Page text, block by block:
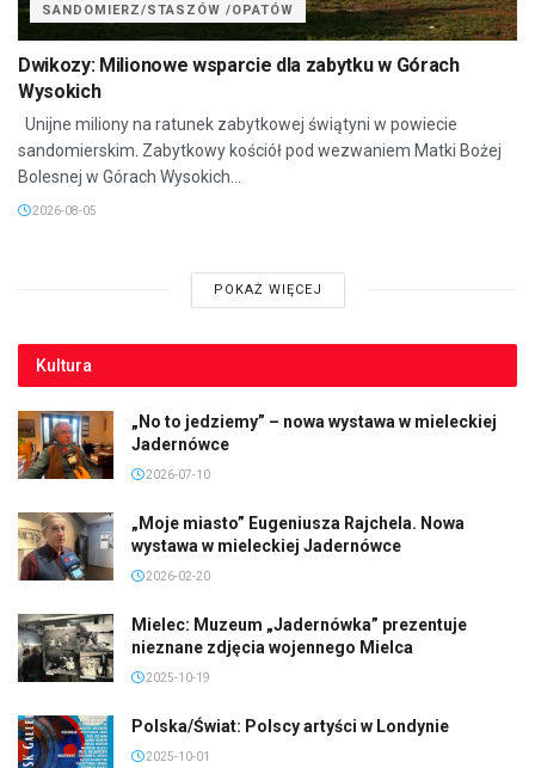
SANDOMIERZ/STASZÓW /OPATÓW
Dwikozy: Milionowe wsparcie dla zabytku w Górach
Wysokich
Unijne miliony na ratunek zabytkowej świątyni w powiecie
sandomierskim. Zabytkowy kościół pod wezwaniem Matki Bożej
Bolesnej w Górach Wysokich...
2026-08-05
POKAŻ WIĘCEJ
Kultura
„No to jedziemy” – nowa wystawa w mieleckiej
Jadernówce
2026-07-10
„Moje miasto” Eugeniusza Rajchela. Nowa
wystawa w mieleckiej Jadernówce
2026-02-20
Mielec: Muzeum „Jadernówka” prezentuje
nieznane zdjęcia wojennego Mielca
2025-10-19
Polska/Świat: Polscy artyści w Londynie
2025-10-01